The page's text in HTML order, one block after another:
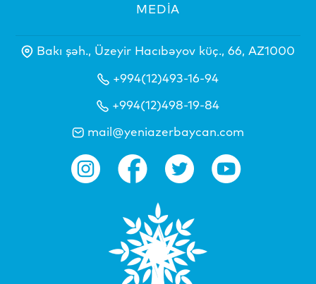
MEDİA
Bakı şəh., Üzeyir Hacıbəyov küç., 66, AZ1000
+994(12)493-16-94
+994(12)498-19-84
mail@yeniazerbaycan.com